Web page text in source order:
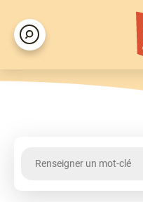
Aller
au
contenu
principal
Rechercher